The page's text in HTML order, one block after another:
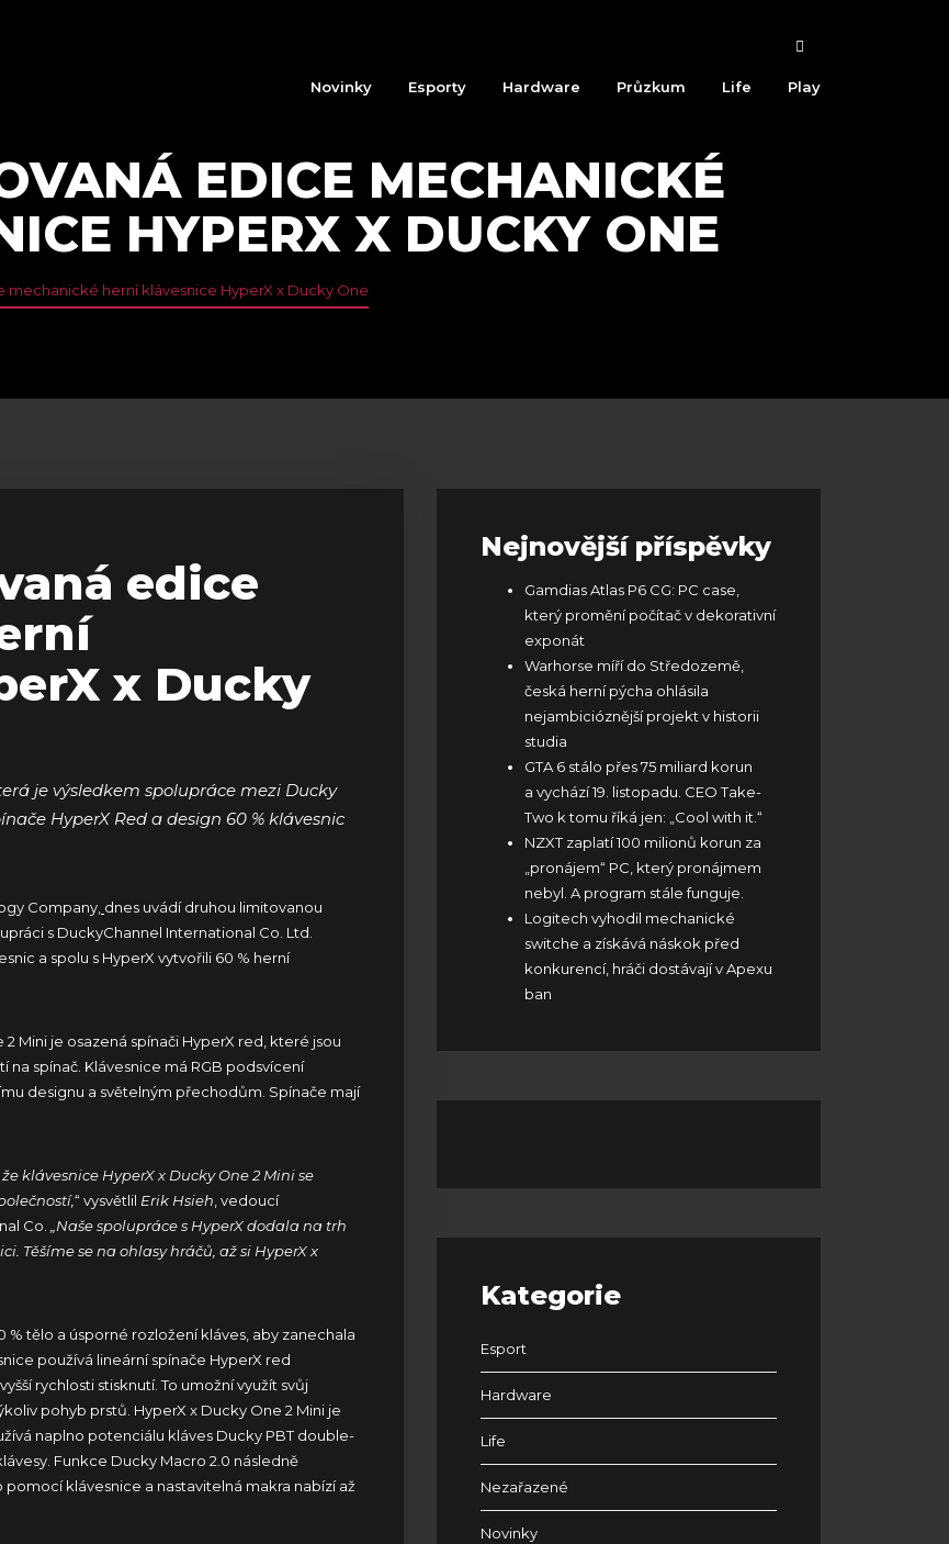
Novinky Esporty Hardware Průzkum Life Play
EDICE MECHANICKÉ
HYPERX X DUCKY ONE
mechanické herní klávesnice HyperX x Ducky One
edice
x Ducky
je výsledkem spolupráce mezi Ducky
HyperX Red a design 60 % klávesnic
Company dnes uvádí druhou limitovanou
s DuckyChannel International Co. Ltd.
a spolu s HyperX vytvořili 60 % herní
Mini je osazená spínači HyperX red, které jsou
na spínač. Klávesnice má RGB podsvícení
designu a světelným přechodům. Spínače mají
klávesnice HyperX x Ducky One 2 Mini se
“ vysvětlil Erik Hsieh , vedoucí
Co.
„Naše spolupráce s HyperX dodala na trh
Těšíme se na ohlasy hráčů, až si HyperX x
tělo a úsporné rozložení kláves, aby zanechala
používá lineární spínače HyperX red
rychlosti stisknutí. To umožní využít svůj
pohyb prstů. HyperX x Ducky One 2 Mini je
naplno potenciálu kláves Ducky PBT double-
Funkce Ducky Macro 2.0 následně
klávesnice a nastavitelná makra nabízí až
Nejnovější příspěvky
Gamdias Atlas P6 CG: PC case,
který promění počítač v dekorativní
exponát
Warhorse míří do Středozemě,
česká herní pýcha ohlásila
nejambicióznější projekt v historii
studia
GTA 6 stálo přes 75 miliard korun
a vychází 19. listopadu. CEO Take-
Two k tomu říká jen: „Cool with it.“
NZXT zaplatí 100 milionů korun za
„pronájem“ PC, který pronájmem
nebyl. A program stále funguje.
Logitech vyhodil mechanické
switche a získává náskok před
konkurencí, hráči dostávají v Apexu
ban
Kategorie
Esport
Hardware
Life
Nezařazené
Novinky